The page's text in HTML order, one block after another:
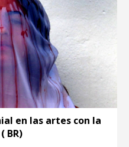
en las artes con la
BR)